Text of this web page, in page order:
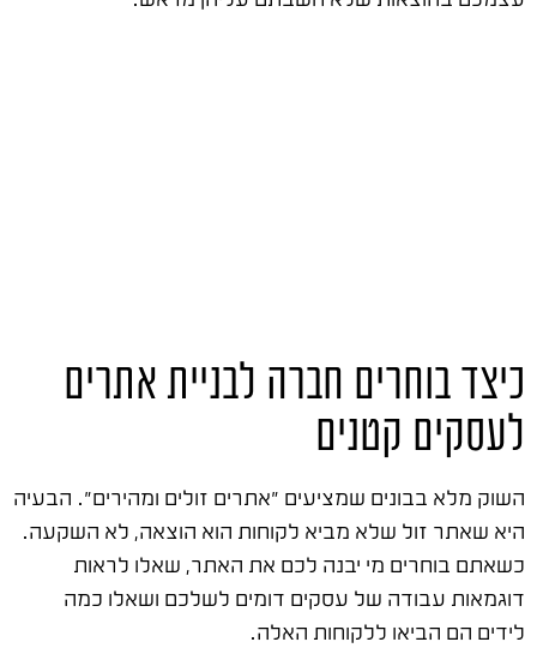
כיצד בוחרים חברה לבניית אתרים
לעסקים קטנים
השוק מלא בבונים שמציעים "אתרים זולים ומהירים". הבעיה
היא שאתר זול שלא מביא לקוחות הוא הוצאה, לא השקעה.
כשאתם בוחרים מי יבנה לכם את האתר, שאלו לראות
דוגמאות עבודה של עסקים דומים לשלכם ושאלו כמה
לידים הם הביאו ללקוחות האלה.